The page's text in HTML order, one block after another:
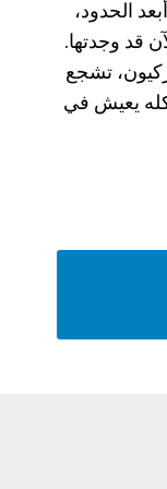
الحدود،
قد وجدتها.
تشجع
يعيش في